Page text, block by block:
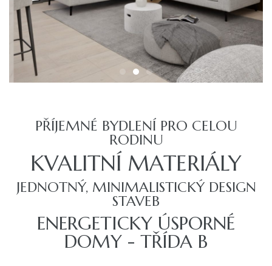
PŘÍJEMNÉ BYDLENÍ PRO CELOU
RODINU
KVALITNÍ MATERIÁLY
JEDNOTNÝ, MINIMALISTICKÝ DESIGN
STAVEB
ENERGETICKY ÚSPORNÉ
DOMY - TŘÍDA B
–